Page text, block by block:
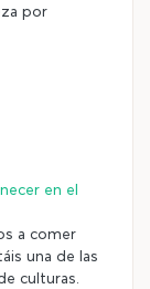
por
en el
a comer
una de las
culturas.